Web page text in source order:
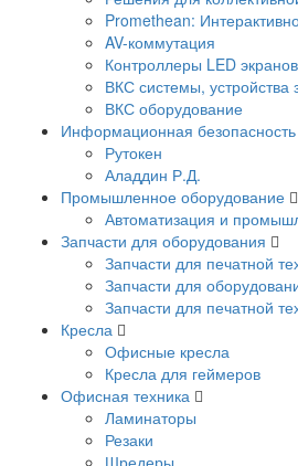
Promethean:
AV-коммутация
Контроллеры LED экранов
ВКС системы, устройства
ВКС оборудование
Информационная безопасность
Рутокен
Аладдин Р.Д.
Промышленное оборудование
Автоматизация и
Запчасти для оборудования
Запчасти для печатной
Запчасти для
Запчасти для печатной
Кресла
Офисные кресла
Кресла для геймеров
Офисная техника
Ламинаторы
Резаки
Шредеры